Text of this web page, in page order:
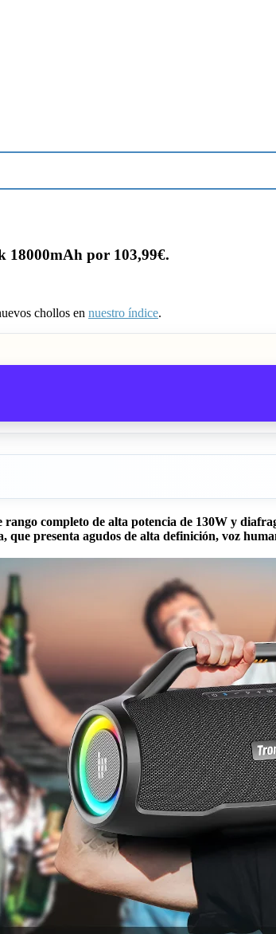
18000mAh por 103,99€.
chollos en nuestro índice.
completo de alta potencia de 130W y
presenta agudos de alta definición, voz